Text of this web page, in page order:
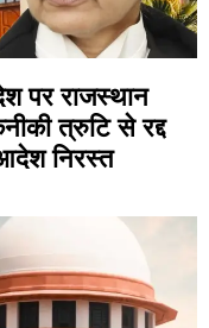
पर राजस्थान
त्रुटि से रद्द
निरस्त